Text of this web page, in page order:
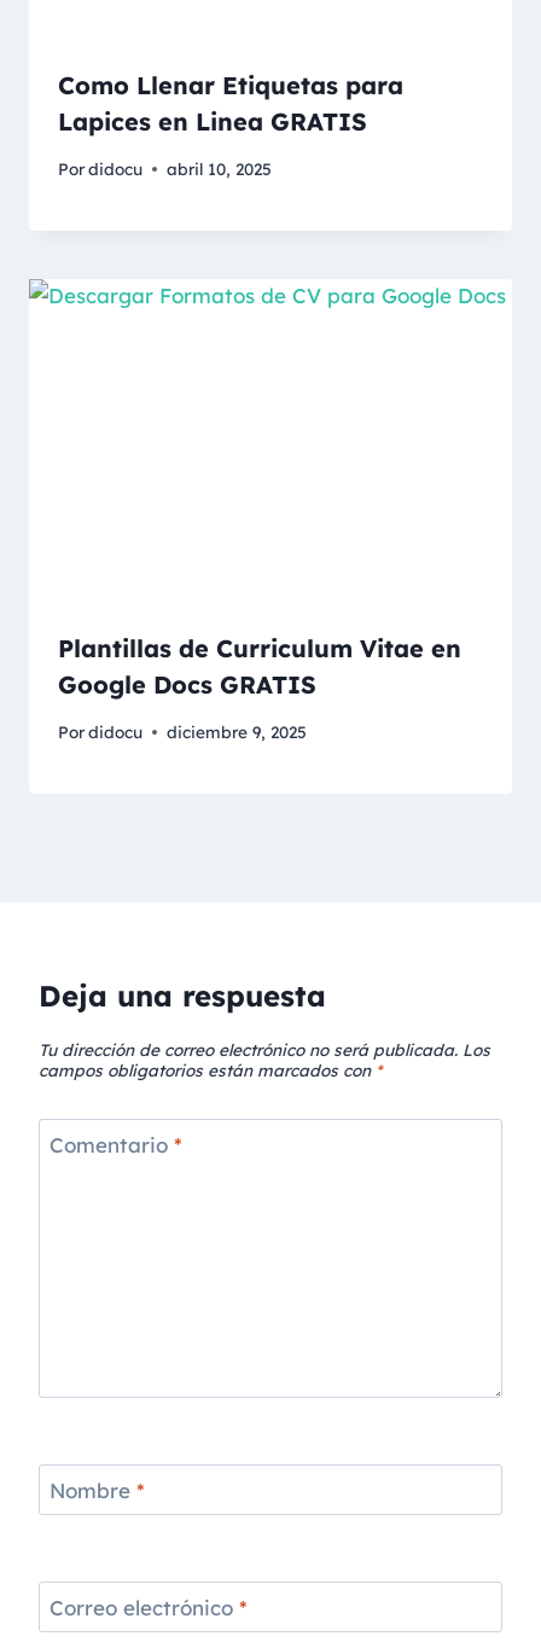
Como Llenar Etiquetas para
Lapices en Linea GRATIS
Pordidocu abril 10, 2025
Plantillas de Curriculum Vitae en
Google Docs GRATIS
Pordidocu diciembre 9, 2025
Deja una respuesta
Tu dirección de correo electrónico no será publicada. Los
campos obligatorios están marcados con *
Comentario *
Nombre *
Correo electrónico *